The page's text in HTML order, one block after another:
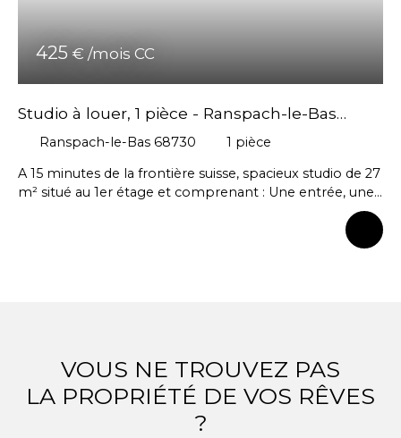
425 € /mois CC
Studio à louer, 1 pièce - Ranspach-le-Bas
68730
Ranspach-le-Bas 68730 1 pièce
A 15 minutes de la frontière suisse, spacieux studio de 27
m² situé au 1er étage et comprenant : Une entrée, une
hotte) ouverte sur la pièce principale, ainsi qu'une salle
VOUS NE TROUVEZ PAS
LA PROPRIÉTÉ DE VOS RÊVES
?